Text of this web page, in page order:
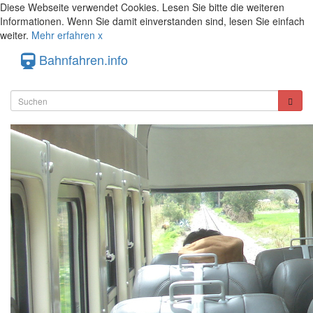
Diese Webseite verwendet Cookies. Lesen Sie bitte die weiteren
Informationen. Wenn Sie damit einverstanden sind, lesen Sie einfach
weiter. Mehr erfahren x
Bahnfahren.info